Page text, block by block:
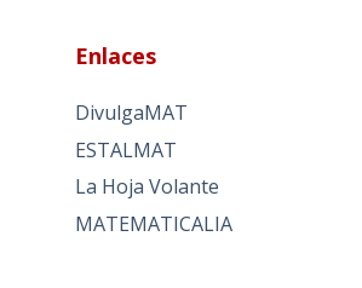
Enlaces
DivulgaMAT
ESTALMAT
La Hoja Volante
MATEMATICALIA